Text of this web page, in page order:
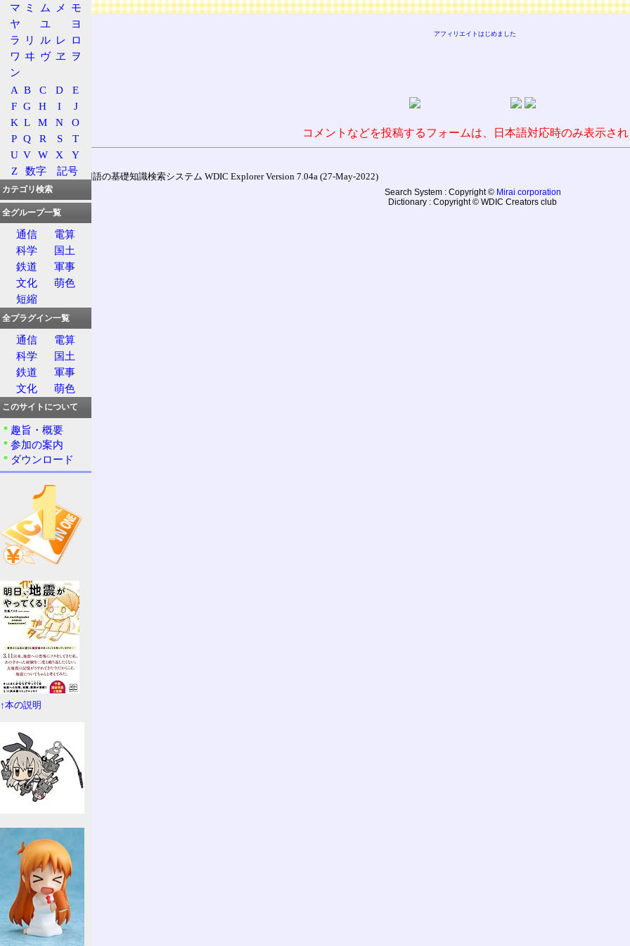
アフィリエイトはじめました
コメントなどを投稿するフォームは、日本語対応時のみ表示さ
通信用語の基礎知識検索システム WDIC Explorer Version 7.04a (27-May-2022)
Search System : Copyright © Mirai corporation
Dictionary : Copyright © WDIC Creators club
マ ミ ム メ
モ
ヤ
ユ
ヨ
ラ
リ ル レ ロ
ワ ヰ ヴ ヱ
ヲ
ン
A B C D
E
F G H I
J
K L M N
O
P Q R S
T
U V W X
Y
Z
数字 記号
カテゴリ検索
全グループ一覧
通信
電算
科学
国土
鉄道
軍事
文化
萌色
短縮
全プラグイン一覧
通信
電算
科学
国土
鉄道
軍事
文化
萌色
このサイトについて
趣旨・概要
参加の案内
ダウンロード
↑本の説明